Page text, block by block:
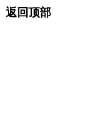
返回顶部